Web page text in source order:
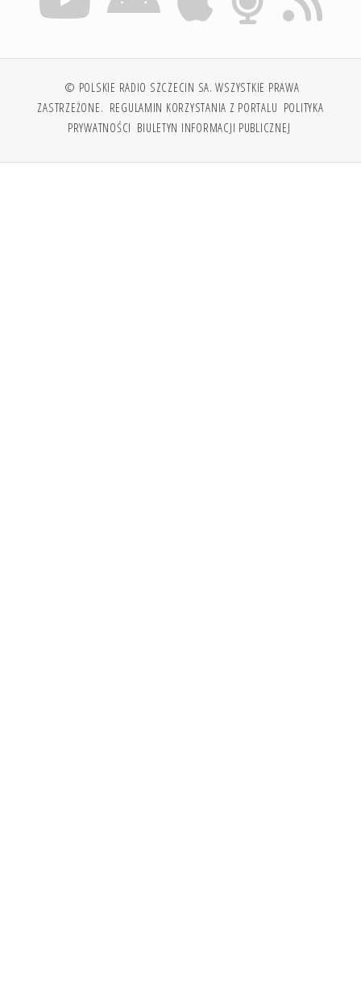
© POLSKIE RADIO SZCZECIN SA. WSZYSTKIE PRAWA
ZASTRZEŻONE. REGULAMIN KORZYSTANIA Z PORTALU POLITYKA
PRYWATNOŚCI BIULETYN INFORMACJI PUBLICZNEJ